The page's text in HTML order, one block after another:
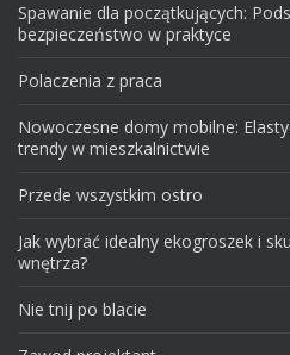
Spawanie dla początkujących:
bezpieczeństwo w praktyce
Polaczenia z praca
Nowoczesne domy mobilne:
trendy w mieszkalnictwie
Przede wszystkim ostro
Jak wybrać idealny ekogroszek i
wnętrza?
Nie tnij po blacie